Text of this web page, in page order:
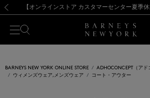
【夏季休業に伴う出荷一時停止のお知ら
熊本県を中心とした地震の影響によるお荷物
【開催中】SUMMER SALEのご案内・
【夏季休業に伴う出荷一時停止のお知ら
BARNEYS NEW YORK ONLINE STORE
ADHOCONCEPT（アド
ウィメンズウェア,メンズウェア
コート・アウター